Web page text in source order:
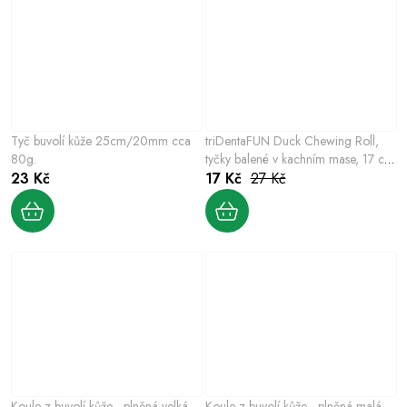
Tyč buvolí kůže 25cm/20mm cca
80g.
23 Kč
triDentaFUN Duck Chewing Roll,
tyčky balené v kachním mase, 17 cm
/ 45 g
17 Kč 27 Kč